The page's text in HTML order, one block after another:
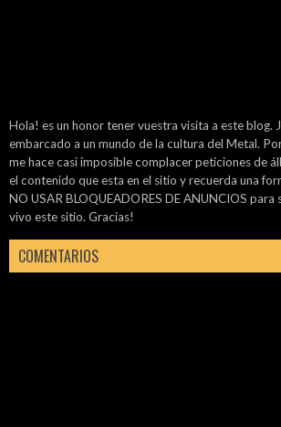
Hola! es un honor tener vuestra visita a este blog.
embarcado a un mundo de la cultura del Metal.
me hace casi imposible complacer peticiones de
el contenido que esta en el sitio y recuerda una
NO USAR BLOQUEADORES DE ANUNCIOS para
vivo este sitio. Gracias!
COMENTARIOS